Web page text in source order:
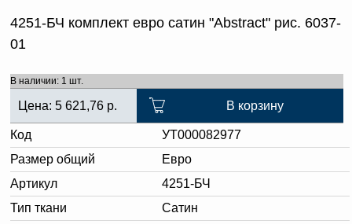
4251-БЧ комплект евро сатин "Abstract" рис. 6037-
01
В наличии: 1 шт.
Цена: 5 621,76 р. В корзину
Код
УТ000082977
Размер общий
Евро
Артикул
4251-БЧ
Тип ткани
Сатин